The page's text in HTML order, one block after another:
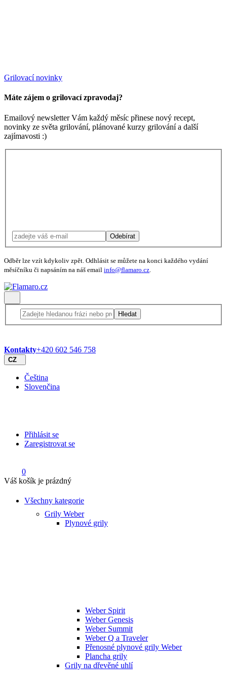
Grilovací novinky
Máte zájem o grilovací zpravodaj?
Emailový newsletter Vám každý měsíc přinese nový recept,
novinky ze světa grilování, plánované kurzy grilování a další
zajímavosti :)
Odebírat
Odběr lze vzít kdykoliv zpět. Odhlásit se můžete na konci každého vydání
měsíčníku či napsáním na náš email info@flamaro.cz.
Hledat
Kontakty+420 602 546 758
CZ
Čeština
Slovenčina
Přihlásit se
Zaregistrovat se
0
Váš košík je prázdný
Všechny kategorie
Grily Weber
Plynové grily
Weber Spirit
Weber Genesis
Weber Summit
Weber Q a Traveler
Přenosné plynové grily Weber
Plancha grily
Grily na dřevěné uhlí